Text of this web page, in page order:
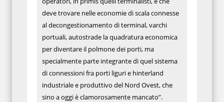
deve trovare nelle economie di scala connesse
al decongestionamento di terminal, varchi
portuali, autostrade la quadratura economica
per diventare il polmone dei porti, ma
specialmente parte integrante di quel sistema
di connessioni fra porti liguri e hinterland
industriale e produttivo del Nord Ovest, che
sino a oggi è clamorosamente mancato”.